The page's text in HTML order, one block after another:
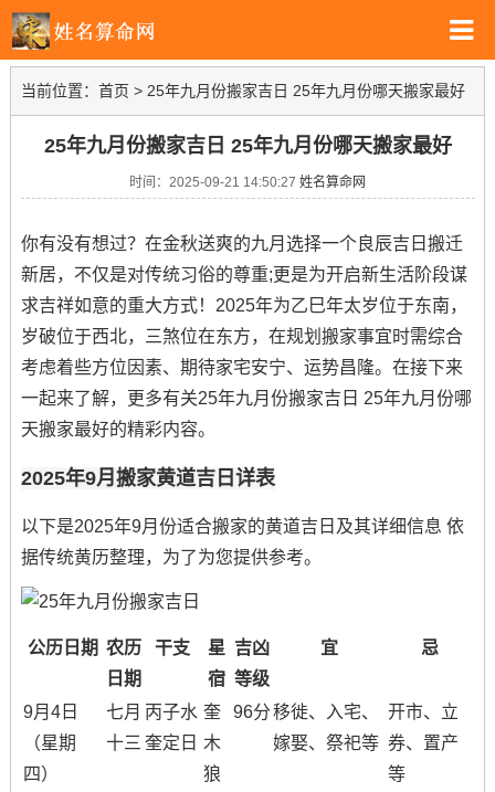
当前位置： 首页 > 25年九月份搬家吉日 25年九月份哪天搬家最好
25年九月份搬家吉日 25年九月份哪天搬家最好
时间：2025-09-21 14:50:27 姓名算命网
你有没有想过？在金秋送爽的九月选择一个良辰吉日搬迁
新居，不仅是对传统习俗的尊重;更是为开启新生活阶段谋
求吉祥如意的重大方式！2025年为乙巳年太岁位于东南，
岁破位于西北，三煞位在东方，在规划搬家事宜时需综合
考虑着些方位因素、期待家宅安宁、运势昌隆。在接下来
一起来了解，更多有关25年九月份搬家吉日 25年九月份哪
天搬家最好的精彩内容。
2025年9月搬家黄道吉日详表
以下是2025年9月份适合搬家的黄道吉日及其详细信息 依
据传统黄历整理，为了为您提供参考。
公历日期 农历
日期
干支
星
宿
吉凶
等级
宜 忌
9月4日
（星期
四）
七月
十三
丙子水
奎定日
奎
木
狼
96分移徙、入宅、
嫁娶、祭祀等
开市、立
券、置产
等